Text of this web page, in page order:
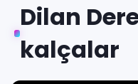
Dilan
kalçalar